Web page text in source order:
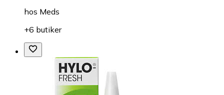
hos Meds
+6 butiker